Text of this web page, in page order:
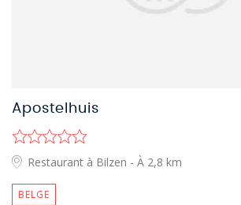
Apostelhuis
Restaurant à Bilzen - À 2,8 km
BELGE